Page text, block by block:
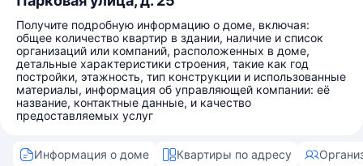
Получите подробную информацию о доме, включая:
общее количество квартир в здании, наличие и список
организаций или компаний, расположенных в доме,
детальные характеристики строения, такие как год
постройки, этажность, тип конструкции и использованные
материалы, информация об управляющей компании: её
название, контактные данные, и качество
предоставляемых услуг
Информация о доме Квартиры по адресу